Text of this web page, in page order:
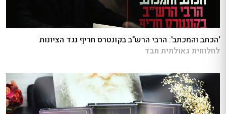
'הכתב והמכתב': הרבי הרש"ב בקונטרס חריף נגד הציונות
לחלוחית גאולתית חבד